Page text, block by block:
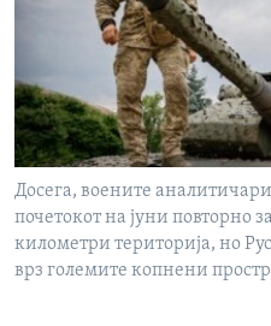
ИНТЕРВЈУА
Јазици
Досега, воените
почетокот на јуни повторно
километри територија, но
врз големите копнени